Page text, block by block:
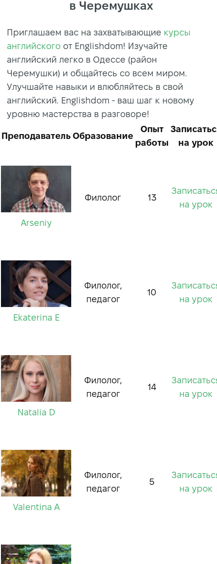
в Черемушках
Приглашаем вас на захватывающие курсы
английского от Englishdom! Изучайте
английский легко в Одессе (район
Черемушки) и общайтесь со всем миром.
Улучшайте навыки и влюбляйтесь в свой
английский. Englishdom - ваш шаг к новому
уровню мастерства в разговоре!
Преподаватель Образование
Опыт
работы
на урок
Arseniy
Филолог 13
на урок
Ekaterina E
Филолог,
педагог
10
на урок
Natalia D
Филолог,
педагог
14
на урок
Valentina A
Филолог,
педагог
5
на урок